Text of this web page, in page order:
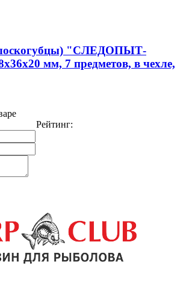
"СЛЕДОПЫТ-
мм, 7 предметов, в чехле,
Рейтинг: